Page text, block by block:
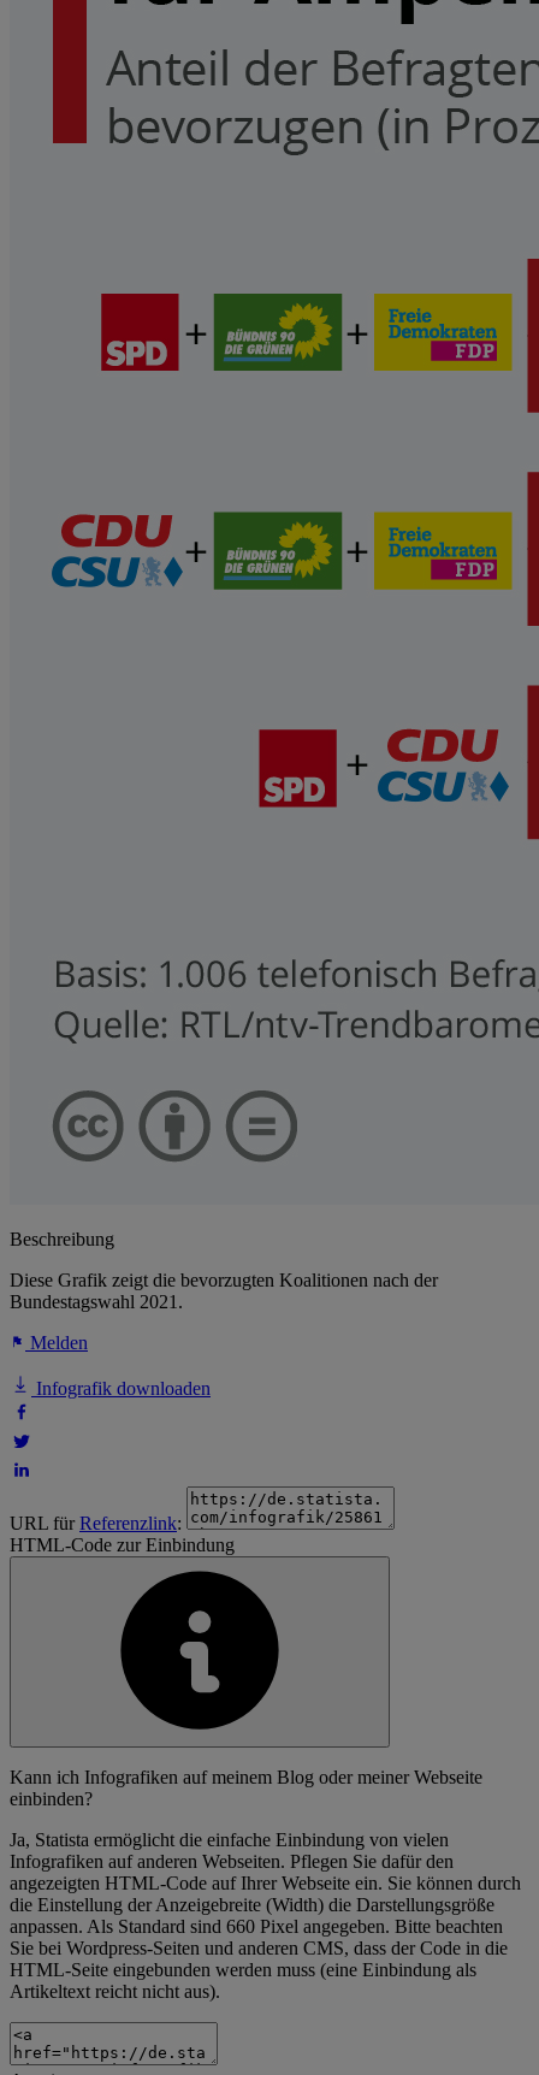
Beschreibung
Diese Grafik zeigt die bevorzugten Koalitionen nach der
Bundestagswahl 2021.
Melden
Infografik downloaden
URL fürReferenzlink:
HTML-Code zur Einbindung
Kann ich Infografiken auf meinem Blog oder meiner Webseite
einbinden?
Ja, Statista ermöglicht die einfache Einbindung von vielen
Infografiken auf anderen Webseiten. Pflegen Sie dafür den
angezeigten HTML-Code auf Ihrer Webseite ein. Sie können durch
die Einstellung der Anzeigebreite (Width) die Darstellungsgröße
anpassen. Als Standard sind 660 Pixel angegeben. Bitte beachten
Sie bei Wordpress-Seiten und anderen CMS, dass der Code in die
HTML-Seite eingebunden werden muss (eine Einbindung als
Artikeltext reicht nicht aus).